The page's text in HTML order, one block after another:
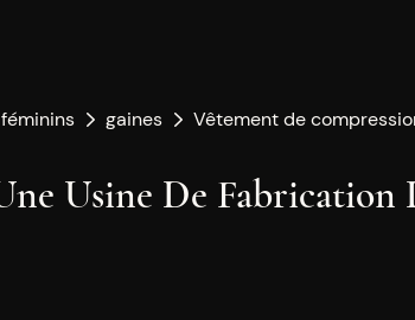
gaines Vêtement de
Usine De Fabrication